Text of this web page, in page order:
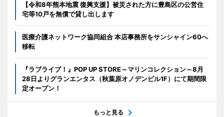
【令和8年熊本地震 復興支援】被災された方に豊島区の公営住
宅等10戸を無償で貸し出します
医療介護ネットワーク協同組合 本店事務所をサンシャイン60へ
移転
『ラブライブ！』POP UP STORE～マリンコレクション～8月
28日よりグランエンタス（秋葉原オノデンビル1F）にて期間限
定オープン！
もっと見る